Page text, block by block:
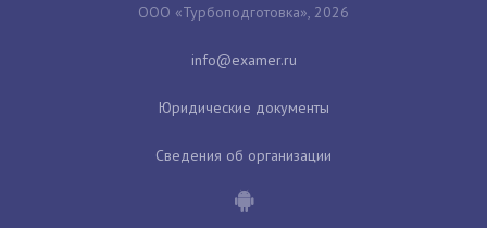
ООО «Турбоподготовка», 2026
Юридические документы
Сведения об организации